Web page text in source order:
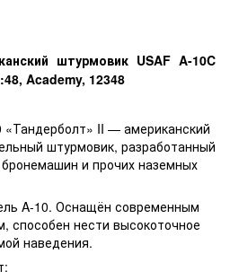
штурмовик USAF A-10C
Academy, 12348
II — американский
штурмовик, разработанный
и прочих наземных
A-10. Оснащён современным
способен нести высокоточное
наведения.